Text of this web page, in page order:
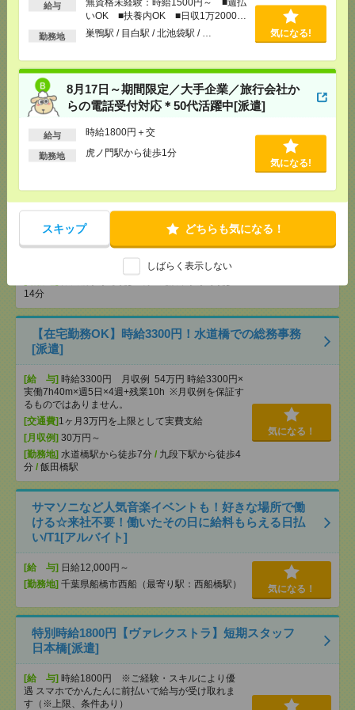
給与
いOK ■扶養内OK ■日収1万2000円
以上
勤務地 巣鴨駅 / 目白駅 / 北池袋駅 / … 気になる!
8月17日～期間限定／大手企業／旅行会社か
らの電話受付対応＊50代活躍中[派遣]
給与 時給1800円＋交
勤務地
虎ノ門駅から徒歩1分
気になる!
スキップ どちらも気になる！
しばらく表示しない
時給1750円！週3日勤務＆17時まで！キャラクターグ
[給 与]
時給1750円～1800円＋交 ■給与の前払い
が可能な速払いサービスあり
[交通費]交通費支給あり
[勤務地]青砥駅から徒歩10分
時給1850円＊返却済みICカードと貸出カードの管理
など入館対応などの受付！[派遣]
～ ■給与の前払いが可能な速払いサービスあり
[交通費]交通費支給あり
14分
【在宅勤務OK】時給3300円！水道橋での総務事務
[派遣]
[給 与] 時給3300円 月収例 54万円 時給3300円×
実働7h40m×週5日×4週+残業10h ※月収例を保証す
るものではありません。
[交通費] 1ヶ月3万円を上限として実費支給
[月収例] 30万円～
[勤務地] 水道橋駅から徒歩7分 / 九段下駅から徒歩4
分 / 飯田橋駅
気になる！
サマソニなど人気音楽イベントも！好きな場所で働
ける☆来社不要！働いたその日に給料もらえる日払
い/T1[アルバイト]
[給 与] 日給12,000円～
[勤務地] 千葉県船橋市西船（最寄り駅：西船橋駅） 気になる！
特別時給1800円【ヴァレクストラ】短期スタッフ
日本橋[派遣]
[給 与] 時給1800円 ※ご経験・スキルにより優
遇 スマホでかんたんに前払いで給与が受け取れま
す（※上限、条件あり）